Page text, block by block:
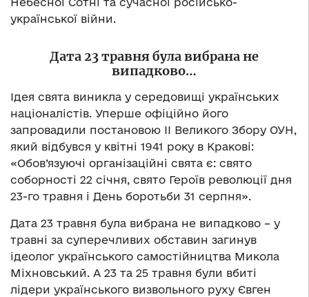
української війни.
Дата 23 травня була вибрана не
випадково…
Ідея свята виникла у середовищі українських
націоналістів. Уперше офіційно його
запровадили постановою ІІ Великого Збору ОУН,
який відбувся у квітні 1941 року в Кракові:
«Обов’язуючі організаційні свята є: свято
соборності 22 січня, свято Героїв революції дня
23-го травня і День боротьби 31 серпня».
Дата 23 травня була вибрана не випадково – у
травні за суперечливих обставин загинув
ідеолог українського самостійництва Микола
Міхновський. А 23 та 25 травня були вбиті
лідери українського визвольного руху Євген